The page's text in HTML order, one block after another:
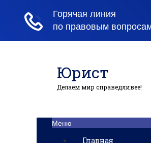
Юрист
Делаем мир справедливее!
Меню
Главная